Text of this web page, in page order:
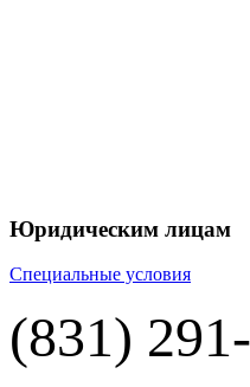
Юридическим лицам
Специальные условия
(831)